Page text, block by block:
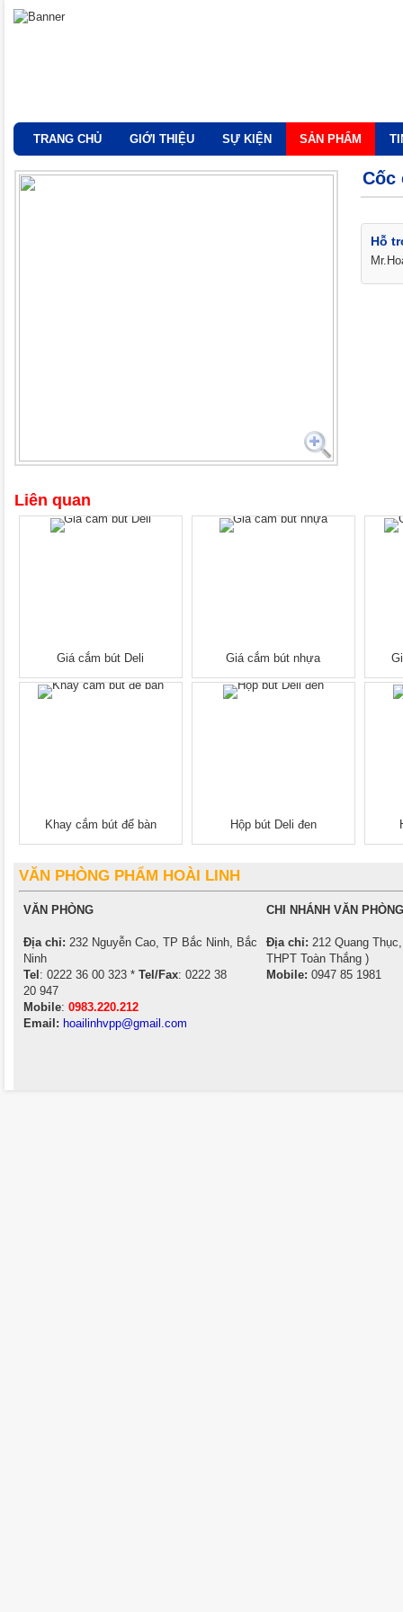
TRANG CHỦ GIỚI THIỆU SỰ KIỆN SẢN PHẨM
Cốc
Hỗ
Liên quan
Giá cắm bút Deli Giá cắm bút nhựa
Khay cắm bút để bàn Hộp bút Deli đen
VĂN PHÒNG PHẨM HOÀI LINH
VĂN PHÒNG
Địa chỉ: 232 Nguyễn Cao, TP Bắc Ninh, Bắc
Ninh
Tel : 0222 36 00 323 * Tel/Fax: 0222 38
20 947
Mobile: 0983.220.212
Email: hoailinhvpp@gmail.com
CHI NHÁNH VĂN
Địa chỉ: 212 Quang
THPT Toàn Thắng )
Mobile: 0947 85 1981